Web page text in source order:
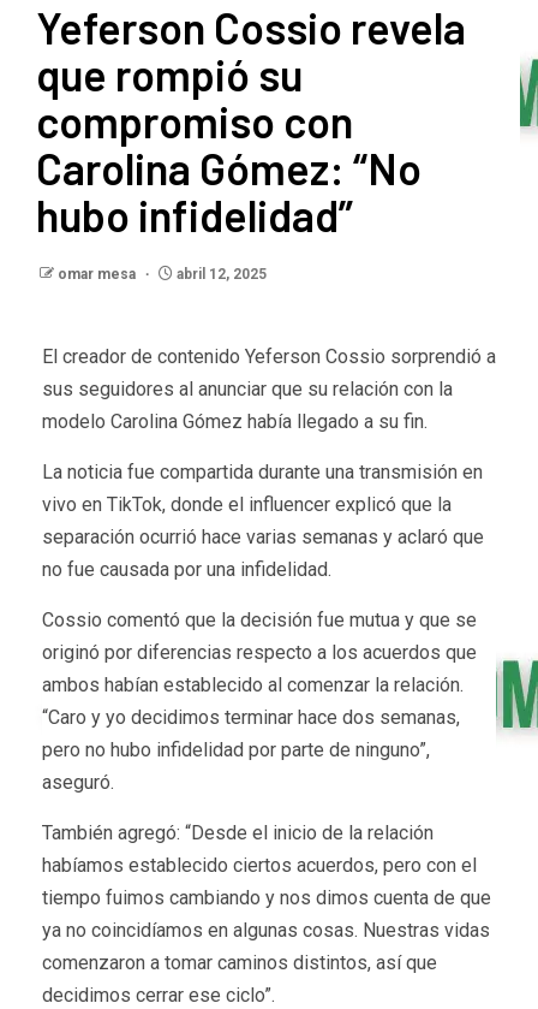
Yeferson Cossio revela
que rompió su
compromiso con
Carolina Gómez: “No
hubo infidelidad”
omar mesa abril 12, 2025
El creador de contenido Yeferson Cossio sorprendió a
sus seguidores al anunciar que su relación con la
modelo Carolina Gómez había llegado a su fin.
La noticia fue compartida durante una transmisión en
vivo en TikTok, donde el influencer explicó que la
separación ocurrió hace varias semanas y aclaró que
no fue causada por una infidelidad.
Cossio comentó que la decisión fue mutua y que se
originó por diferencias respecto a los acuerdos que
ambos habían establecido al comenzar la relación.
“Caro y yo decidimos terminar hace dos semanas,
pero no hubo infidelidad por parte de ninguno”,
aseguró.
También agregó: “Desde el inicio de la relación
habíamos establecido ciertos acuerdos, pero con el
tiempo fuimos cambiando y nos dimos cuenta de que
ya no coincidíamos en algunas cosas. Nuestras vidas
comenzaron a tomar caminos distintos, así que
decidimos cerrar ese ciclo”.